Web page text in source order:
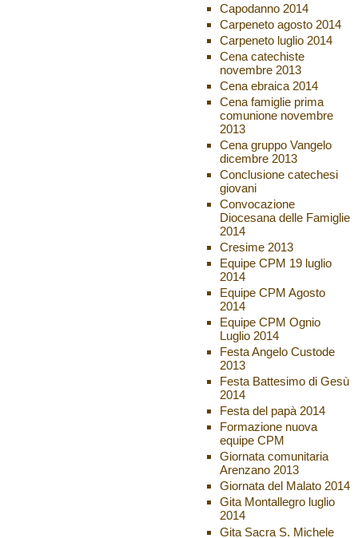
Capodanno 2014
Carpeneto agosto 2014
Carpeneto luglio 2014
Cena catechiste
novembre 2013
Cena ebraica 2014
Cena famiglie prima
comunione novembre
2013
Cena gruppo Vangelo
dicembre 2013
Conclusione catechesi
giovani
Convocazione
Diocesana delle Famiglie
2014
Cresime 2013
Equipe CPM 19 luglio
2014
Equipe CPM Agosto
2014
Equipe CPM Ognio
Luglio 2014
Festa Angelo Custode
2013
Festa Battesimo di Gesù
2014
Festa del papà 2014
Formazione nuova
equipe CPM
Giornata comunitaria
Arenzano 2013
Giornata del Malato 2014
Gita Montallegro luglio
2014
Gita Sacra S. Michele